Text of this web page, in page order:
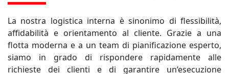
La nostra logistica interna è sinonimo di flessibilità,
affidabilità e orientamento al cliente. Grazie a una
flotta moderna e a un team di pianificazione esperto,
siamo in grado di rispondere rapidamente alle
richieste dei clienti e di garantire un’esecuzione